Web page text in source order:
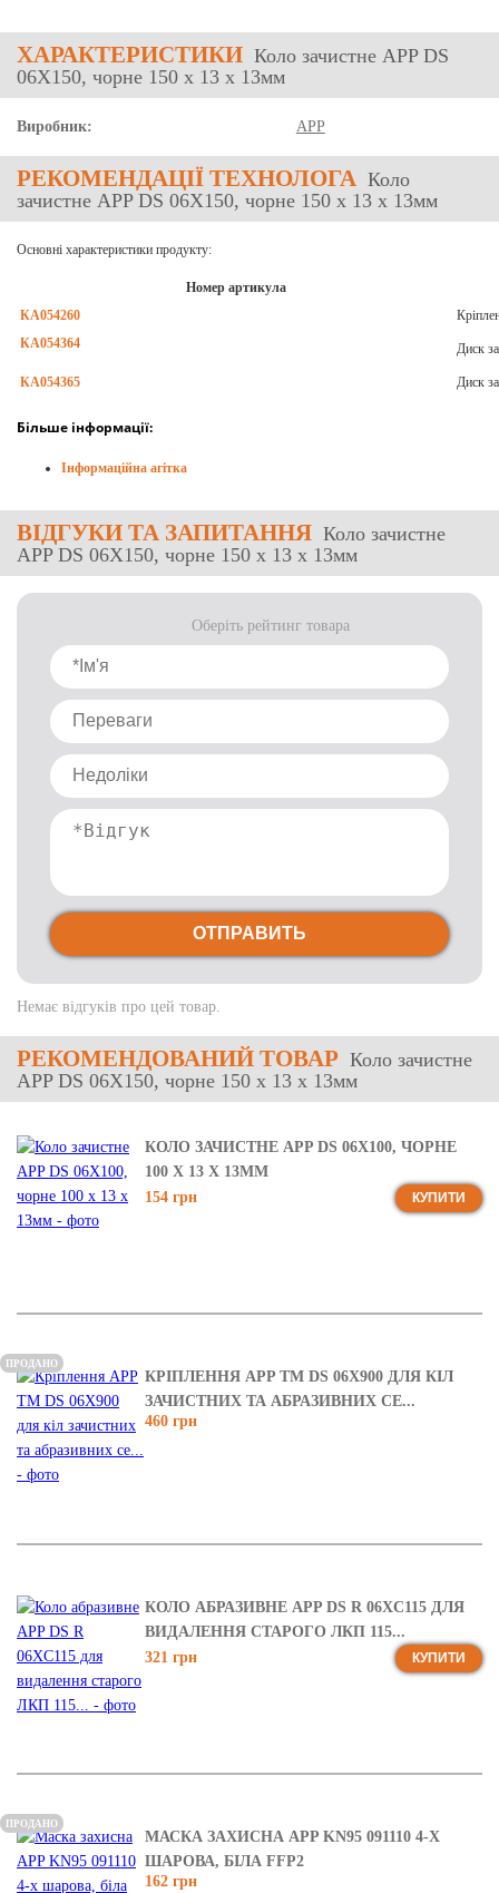
ХАРАКТЕРИСТИКИ Коло зачистне APP DS
06X150, чорне 150 x 13 x 13мм
Виробник: APP
РЕКОМЕНДАЦІЇ ТЕХНОЛОГА Коло
зачистне APP DS 06X150, чорне 150 x 13 x 13мм
Основні характеристики продукту:
Номер артикула
КА054260
КА054364
Диск
КА054365 Диск
Більше інформації:
Інформаційна агітка
ВІДГУКИ ТА ЗАПИТАННЯ Коло зачистне
APP DS 06X150, чорне 150 x 13 x 13мм
Немає відгуків про цей товар.
Оберіть рейтинг товара
ОТПРАВИТЬ
РЕКОМЕНДОВАНИЙ ТОВАР Коло зачистне
APP DS 06X150, чорне 150 x 13 x 13мм
КОЛО ЗАЧИСТНЕ APP DS 06X100, ЧОРНЕ
100 X 13 X 13ММ
154 грн
КУПИТИ
КРІПЛЕННЯ APP TM DS 06X900 ДЛЯ КІЛ
ЗАЧИСТНИХ ТА АБРАЗИВНИХ СЕ...
460 грн
ПРОДАНО
КОЛО АБРАЗИВНЕ APP DS R 06XC115 ДЛЯ
ВИДАЛЕННЯ СТАРОГО ЛКП 115...
321 грн
КУПИТИ
МАСКА ЗАХИСНА APP KN95 091110 4-Х
ШАРОВА, БІЛА FFP2
162 грн
ПРОДАНО